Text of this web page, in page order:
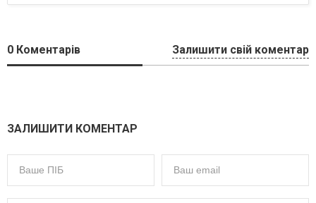
0 Коментарів Залишити свій коментар
ЗАЛИШИТИ КОМЕНТАР